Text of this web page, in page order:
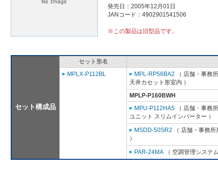
発売日：2005年12月01日
JANコード：4902901541506
※この製品は旧型品です。
セット構成品
セット形名
MPLX-P112BL
MPL-RP56BA2 （ 店舗・事務
天井カセット形室内 ）
MPLP-P160BWH
MPU-P112HA5 （ 店舗・事務
ユニット スリムインバーター ）
MSDD-50SR2 （ 店舗・事務
）
PAR-24MA （ 空調管理システ